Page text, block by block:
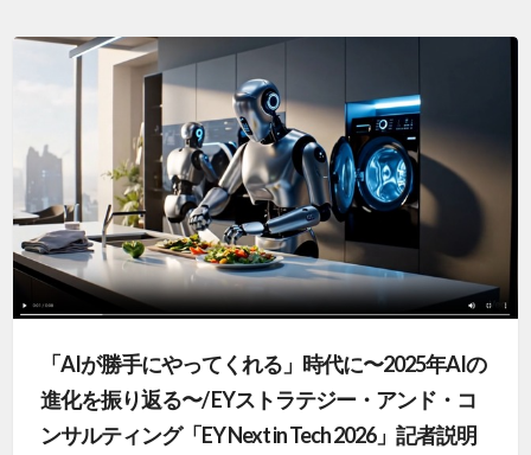
「AIが勝手にやってくれる」時代に〜2025年AIの
進化を振り返る〜/ EYストラテジー・アンド・コ
ンサルティング「EY Next in Tech 2026」記者説明